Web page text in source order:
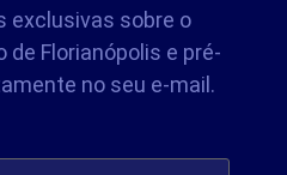
exclusivas sobre o
de Florianópolis e pré-
no seu e-mail.